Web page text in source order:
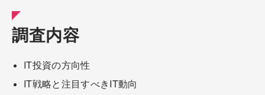
調査内容
IT投資の方向性
IT戦略と注目すべきIT動向